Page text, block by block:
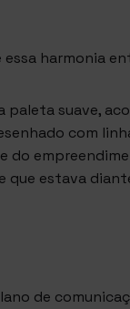
harmonia
suave,
com
do
que estava
de